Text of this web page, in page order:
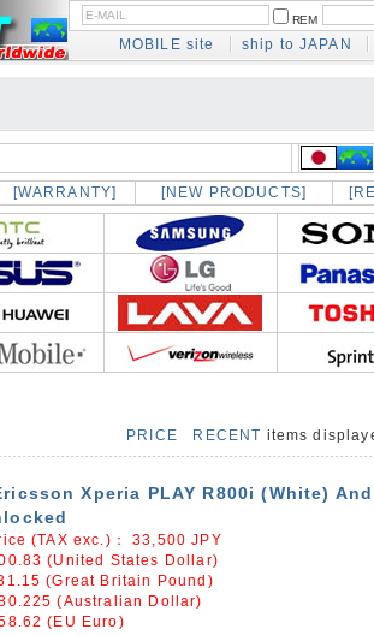
REM
MOBILE site ship to JAPAN
[WARRANTY] [NEW PRODUCTS]
PRICE RECENT items
Xperia PLAY R800i (White)
(TAX exc.)：33,500 JPY
(United States Dollar)
(Great Britain Pound)
(Australian Dollar)
(EU Euro)